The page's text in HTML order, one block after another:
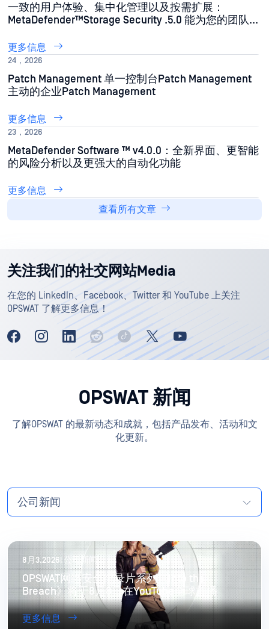
一致的用户体验、集中化管理以及按需扩展：
MetaDefender™Storage Security .5.0 能为您的团队带
更多信息
24，2026
Patch Management 单一控制台Patch Management
主动的企业Patch Management
更多信息
23，2026
MetaDefender Software ™ v4.0.0：全新界面、更智能
的风险分析以及更强大的自动化功能
更多信息
查看所有文章
关注我们的社交网站Media
在您的 LinkedIn、Facebook、Twitter 和 YouTube 上关注
OPSWAT 了解更多信息！
OPSWAT 新闻
了解OPSWAT 的最新动态和成就，包括产品发布、活动和文
化更新。
公司新闻
8月3,2026| 公司新闻
OPSWAT网络安全纪录片系列《Into the
Breach》将于8月8日在YouTube全球首播
更多信息